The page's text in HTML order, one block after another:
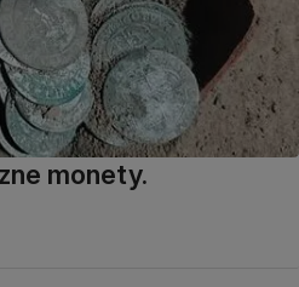
monety.